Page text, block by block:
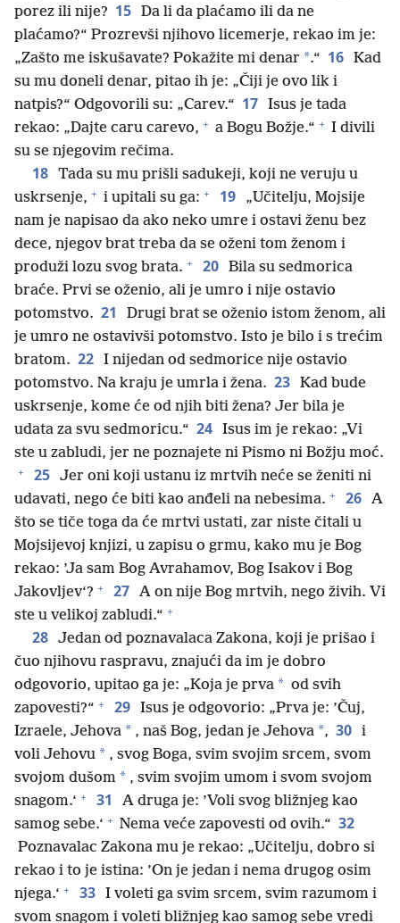
porez ili nije? 15 Da li da plaćamo ili da ne
plaćamo?“ Prozrevši njihovo licemerje, rekao im je:
„Zašto me iskušavate? Pokažite mi denar *.“ 16 Kad
su mu doneli denar, pitao ih je: „Čiji je ovo lik i
natpis?“ Odgovorili su: „Carev.“ 17 Isus je tada
rekao: „Dajte caru carevo, + a Bogu Božje.“ + I divili
su se njegovim rečima.
18 Tada su mu prišli sadukeji, koji ne veruju u
uskrsenje, + i upitali su ga: + 19
„Učitelju, Mojsije
nam je napisao da ako neko umre i ostavi ženu bez
dece, njegov brat treba da se oženi tom ženom i
produži lozu svog brata. + 20 Bila su sedmorica
braće. Prvi se oženio, ali je umro i nije ostavio
potomstvo. 21
Drugi brat se oženio istom ženom, ali
je umro ne ostavivši potomstvo. Isto je bilo i s trećim
bratom. 22 I nijedan od sedmorice nije ostavio
potomstvo. Na kraju je umrla i žena. 23 Kad bude
uskrsenje, kome će od njih biti žena? Jer bila je
udata za svu sedmoricu.“ 24 Isus im je rekao: „Vi
ste u zabludi, jer ne poznajete ni Pismo ni Božju moć.
+ 25 Jer oni koji ustanu iz mrtvih neće se ženiti ni
udavati, nego će biti kao anđeli na nebesima. + 26 A
što se tiče toga da će mrtvi ustati, zar niste čitali u
Mojsijevoj knjizi, u zapisu o grmu, kako mu je Bog
rekao: ’Ja sam Bog Avrahamov, Bog Isakov i Bog
Jakovljev‘? + 27 A on nije Bog mrtvih, nego živih. Vi
ste u velikoj zabludi.“ +
28 Jedan od poznavalaca Zakona, koji je prišao i
čuo njihovu raspravu, znajući da im je dobro
odgovorio, upitao ga je: „Koja je prva * od svih
zapovesti?“ + 29 Isus je odgovorio: „Prva je: ’Čuj,
Izraele, Jehova * , naš Bog, jedan je Jehova *, 30 i
voli Jehovu * , svog Boga, svim svojim srcem, svom
svojom dušom * , svim svojim umom i svom svojom
snagom.‘ + 31
A druga je: ’Voli svog bližnjeg kao
samog sebe.‘ + Nema veće zapovesti od ovih.“ 32
Poznavalac Zakona mu je rekao: „Učitelju, dobro si
rekao i to je istina: ’On je jedan i nema drugog osim
njega.‘ + 33 I voleti ga svim srcem, svim razumom i
svom snagom i voleti bližnjeg kao samog sebe vredi